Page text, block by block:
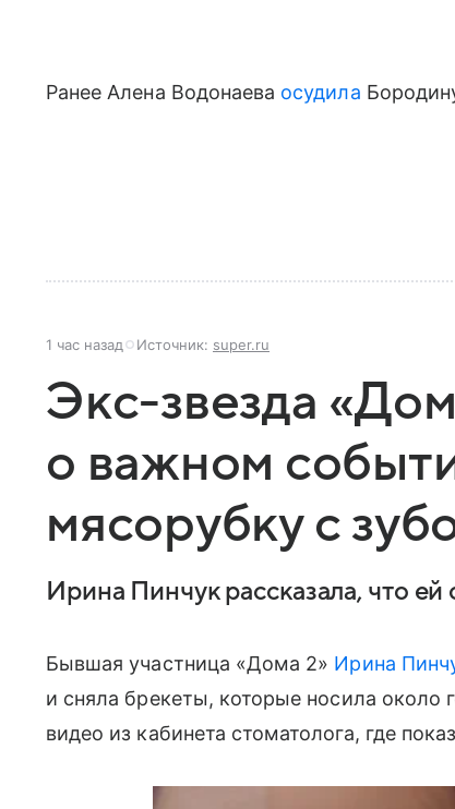
Ранее Алена Водонаева осудила
1 час назад Источник: super.ru
Экс-звезда
о важном
мясорубку с
Ирина Пинчук рассказала, что ей
Бывшая участница «Дома 2» Ирина
и сняла брекеты, которые носила около
видео из кабинета стоматолога, где